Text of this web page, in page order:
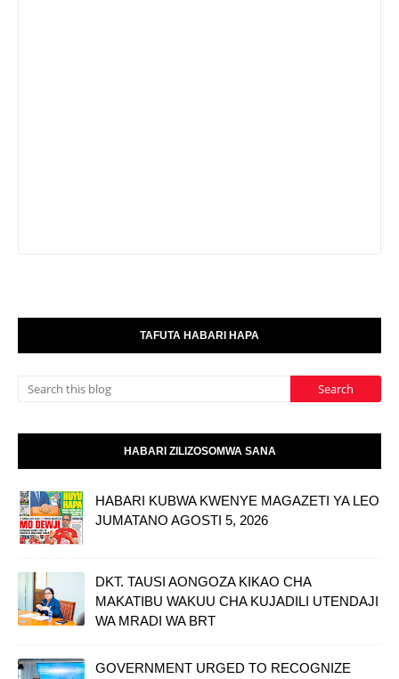
TAFUTA HABARI HAPA
HABARI ZILIZOSOMWA SANA
HABARI KUBWA KWENYE MAGAZETI YA LEO
JUMATANO AGOSTI 5, 2026
DKT. TAUSI AONGOZA KIKAO CHA
MAKATIBU WAKUU CHA KUJADILI UTENDAJI
WA MRADI WA BRT
GOVERNMENT URGED TO RECOGNIZE